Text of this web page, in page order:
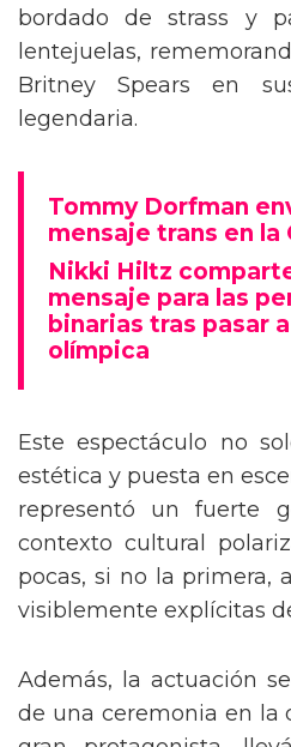
bordado de strass y
lentejuelas,
Britney Spears en
legendaria.
Tommy Dorfman
mensaje trans en la
Nikki Hiltz
mensaje para las
binarias tras pasar
olímpica
Este espectáculo no
estética y puesta en
representó un fuerte
contexto cultural
pocas, si no la primera,
visiblemente explícitas
Además, la actuación
de una ceremonia en la